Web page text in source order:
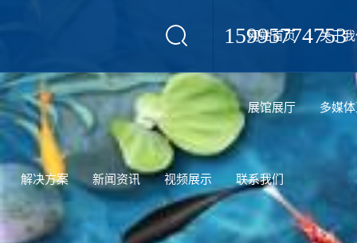
15995774753
网站首页 关于
展馆展厅 多媒
解决方案 新闻资讯 视频展示 联系我们